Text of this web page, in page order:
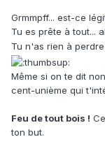
Grmmpff... est-ce
Tu es prête à tout...
Tu n'as rien à
Même si on te dit
cent-unième qui
Feu de tout bois !
ton but.